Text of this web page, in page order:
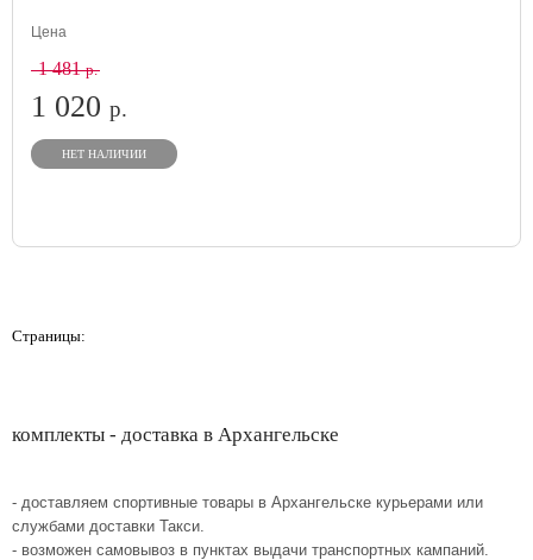
Цена
1 481р.
1 020 р.
НЕТ НАЛИЧИИ
Страницы:
комплекты - доставка в Архангельске
- доставляем спортивные товары в Архангельске курьерами или
службами доставки Такси.
- возможен самовывоз в пунктах выдачи транспортных кампаний.